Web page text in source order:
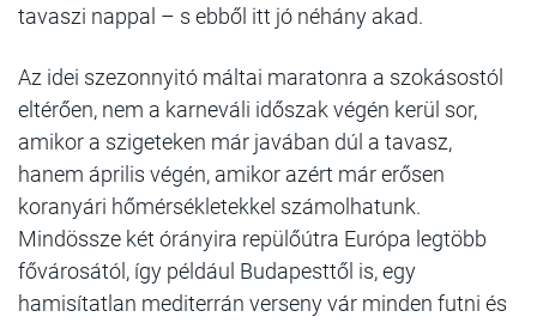
tavaszi nappal – s ebből itt jó néhány akad.
Az idei szezonnyitó máltai maratonra a szokásostól
eltérően, nem a karneváli időszak végén kerül sor,
amikor a szigeteken már javában dúl a tavasz,
hanem április végén, amikor azért már erősen
koranyári hőmérsékletekkel számolhatunk.
Mindössze két órányira repülőútra Európa legtöbb
fővárosától, így például Budapesttől is, egy
hamisítatlan mediterrán verseny vár minden futni és